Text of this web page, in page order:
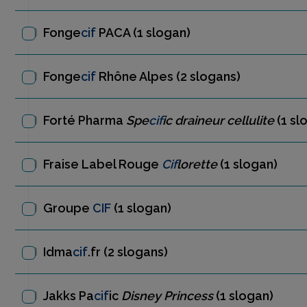
Fongecif PACA(1 slogan)
Fongecif Rhône Alpes (2 slogans)
Forté Pharma Specific draineur cellulite(1
Fraise Label Rouge Ciflorette(1 slogan)
Groupe CIF (1 slogan)
Idmacif.fr (2 slogans)
Jakks Pacific Disney Princess(1 slogan)